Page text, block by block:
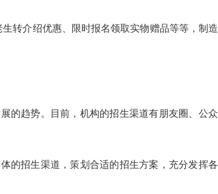
转介绍优惠、限时报名领取实物赠品等等，制造
的趋势。目前，机构的招生渠道有朋友圈、公众
的招生渠道，策划合适的招生方案，充分发挥各